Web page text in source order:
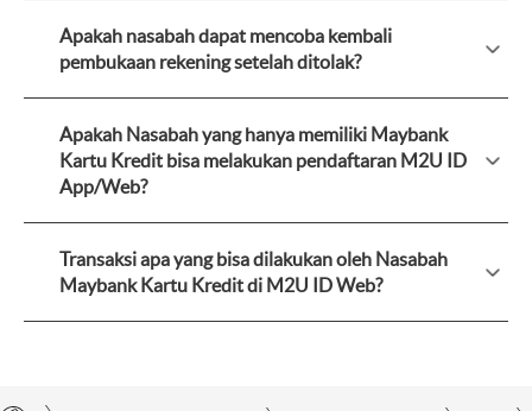
Apakah nasabah dapat mencoba kembali
pembukaan rekening setelah ditolak?
Apakah Nasabah yang hanya memiliki Maybank
Kartu Kredit bisa melakukan pendaftaran M2U ID
App/Web?
Transaksi apa yang bisa dilakukan oleh Nasabah
Maybank Kartu Kredit di M2U ID Web?